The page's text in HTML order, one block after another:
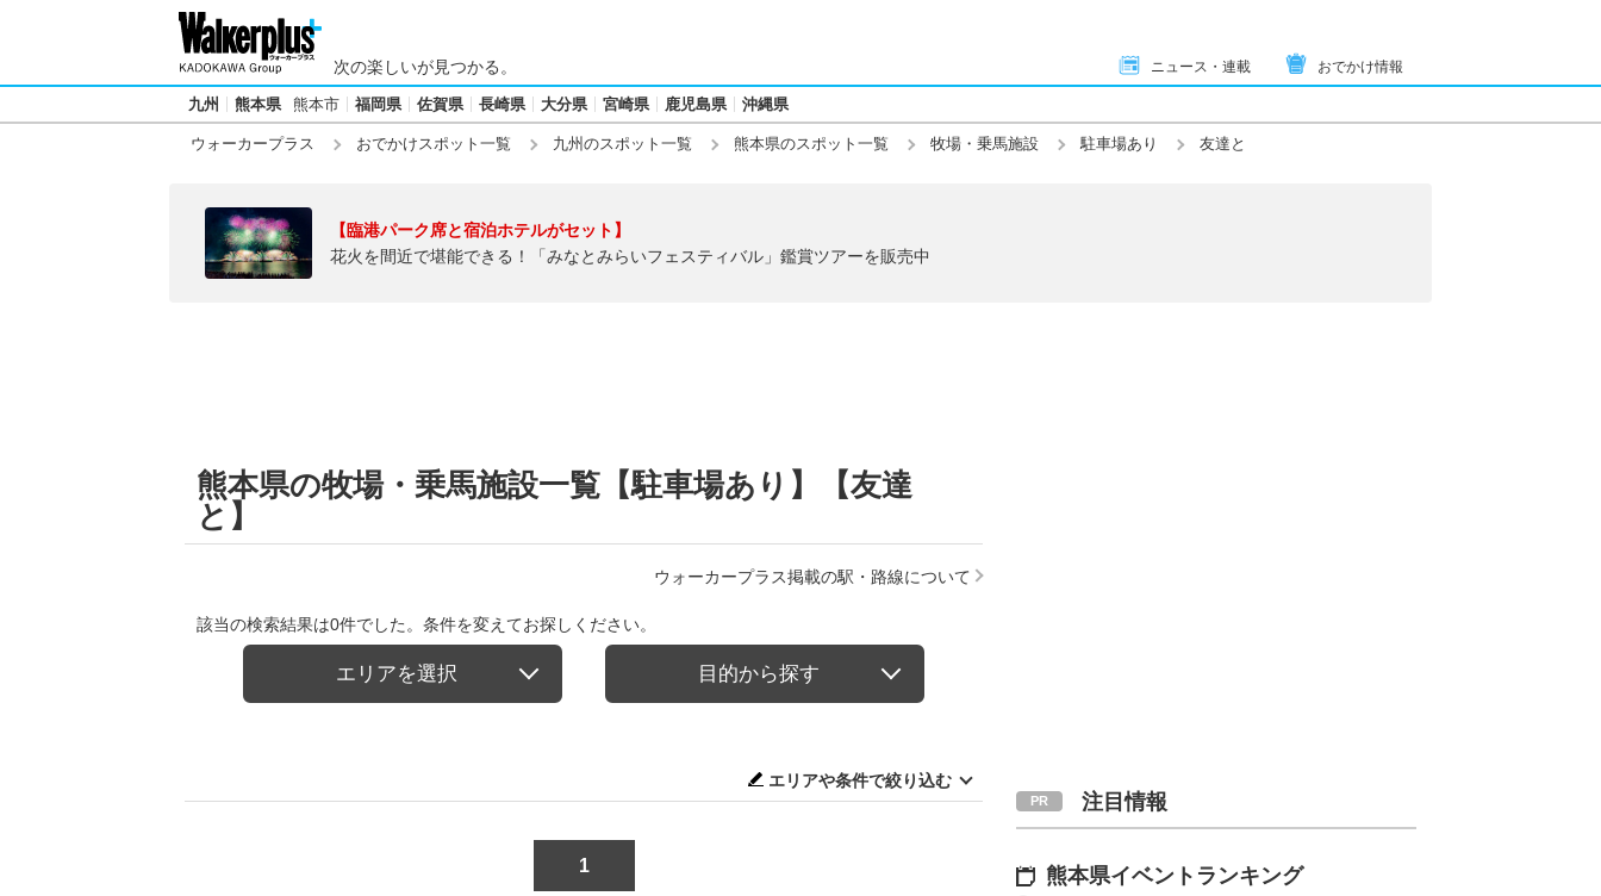
次の楽しいが見つかる。 ニュース・連載 おでかけ情報
九州 熊本県 熊本市 福岡県 佐賀県 長崎県 大分県 宮崎県 鹿児島県 沖縄県
ウォーカープラス おでかけスポット一覧 九州のスポット一覧 熊本県のスポット一覧 牧場・乗馬施設 駐車場あり 友達と
【臨港パーク席と宿泊ホテルがセット】
花火を間近で堪能できる！「みなとみらいフェスティバル」鑑賞ツアーを販売中
熊本県の牧場・乗馬施設一覧【駐車場あり】【友達
と】
ウォーカープラス掲載の駅・路線について
該当の検索結果は0件でした。条件を変えてお探しください。
エリアを選択 目的から探す
エリアや条件で絞り込む
1
注目情報
熊本県イベントランキング